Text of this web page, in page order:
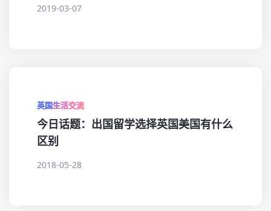
2019-03-07
英国生活交流
今日话题：出国留学选择英国美国有什么
区别
2018-05-28